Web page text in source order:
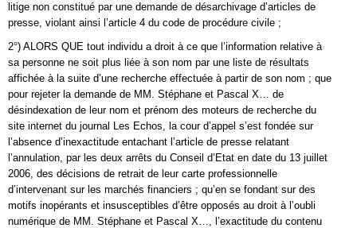
litige non constitué par une demande de désarchivage d’articles de
presse, violant ainsi l’article 4 du code de procédure civile ;
2°) ALORS QUE tout individu a droit à ce que l’information relative à
sa personne ne soit plus liée à son nom par une liste de résultats
affichée à la suite d’une recherche effectuée à partir de son nom ; que
pour rejeter la demande de MM. Stéphane et Pascal X… de
désindexation de leur nom et prénom des moteurs de recherche du
site internet du journal Les Echos, la cour d’appel s’est fondée sur
l’absence d’inexactitude entachant l’article de presse relatant
l’annulation, par les deux arrêts du Conseil d’Etat en date du 13 juillet
2006, des décisions de retrait de leur carte professionnelle
d’intervenant sur les marchés financiers ; qu’en se fondant sur des
motifs inopérants et insusceptibles d’être opposés au droit à l’oubli
numérique de MM. Stéphane et Pascal X…, l’exactitude du contenu